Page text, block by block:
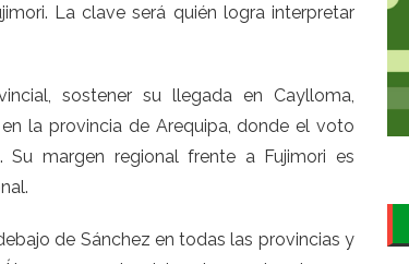
La clave será quién logra interpretar
sostener su llegada en Caylloma,
la provincia de Arequipa, donde el voto
margen regional frente a Fujimori es
de Sánchez en todas las provincias y